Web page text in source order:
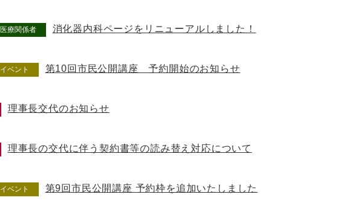
医療関係者 消化器内科ページをリニューアルしました！
イベント 第10回市民公開講座 予約開始のお知らせ
理事長交代のお知らせ
理事長の交代に伴う契約書等の読み替え対応について
イベント 第9回市民公開講座 予約枠を追加いたしました